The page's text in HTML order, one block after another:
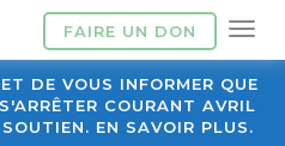
FAIRE UN DON
DE VOUS INFORMER QUE
COURANT AVRIL
EN SAVOIR PLUS.